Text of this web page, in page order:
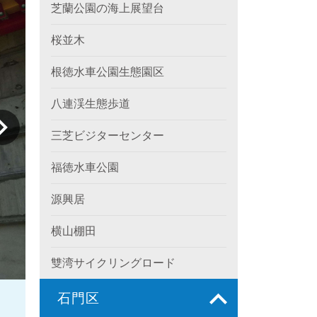
芝蘭公園の海上展望台
桜並木
根徳水車公園生態園区
八連渓生態歩道
三芝ビジターセンター
福徳水車公園
源興居
横山棚田
雙湾サイクリングロード
石門区